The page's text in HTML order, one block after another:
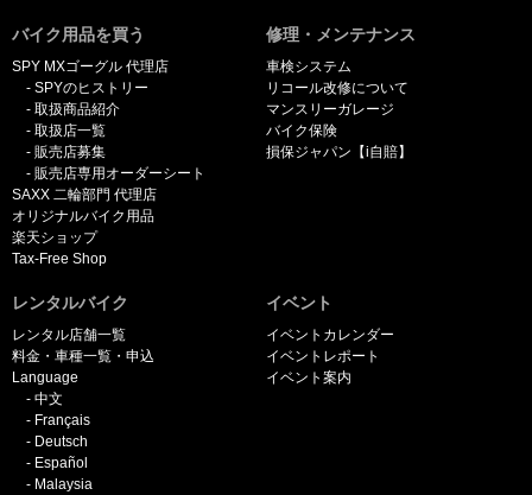
バイク用品を買う
SPY MXゴーグル 代理店
SPYのヒストリー
取扱商品紹介
取扱店一覧
販売店募集
販売店専用オーダーシート
SAXX 二輪部門 代理店
オリジナルバイク用品
楽天ショップ
Tax-Free Shop
修理・メンテナンス
車検システム
リコール改修について
マンスリーガレージ
バイク保険
損保ジャパン【i自賠】
レンタルバイク
レンタル店舗一覧
料金・車種一覧・申込
Language
中文
Français
Deutsch
Español
Malaysia
イベント
イベントカレンダー
イベントレポート
イベント案内